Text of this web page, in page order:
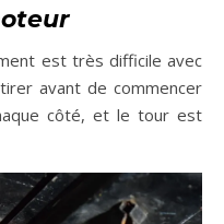
est très difficile avec
avant de commencer
côté, et le tour est